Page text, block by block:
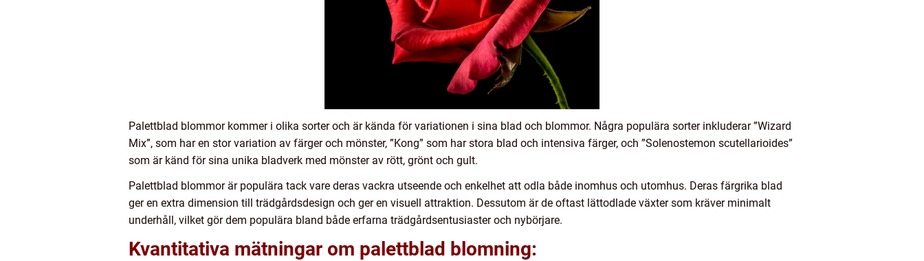
Palettblad blommor kommer i olika sorter och är kända för variationen i sina blad och blommor. Några populära sorter inkluderar ”Wizard
Mix”, som har en stor variation av färger och mönster, ”Kong” som har stora blad och intensiva färger, och ”Solenostemon scutellarioides”
som är känd för sina unika bladverk med mönster av rött, grönt och gult.
Palettblad blommor är populära tack vare deras vackra utseende och enkelhet att odla både inomhus och utomhus. Deras färgrika blad
ger en extra dimension till trädgårdsdesign och ger en visuell attraktion. Dessutom är de oftast lättodlade växter som kräver minimalt
underhåll, vilket gör dem populära bland både erfarna trädgårdsentusiaster och nybörjare.
Kvantitativa mätningar om palettblad blomning: